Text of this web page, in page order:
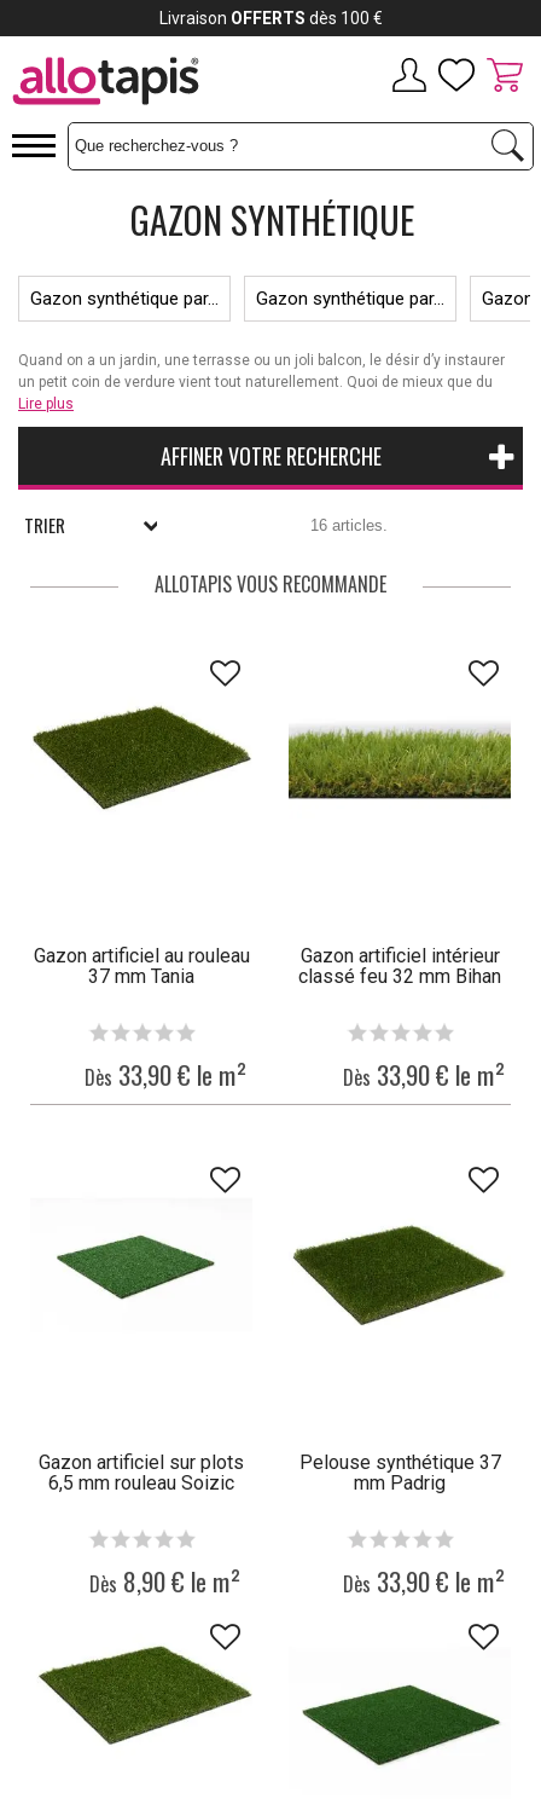
GAZON SYNTHÉTIQUE
Gazon synthétique par... Gazon synthétique par... Gazon
Quand on a un jardin, une terrasse ou un joli balcon, le désir d’y instaurer
un petit coin de verdure vient tout naturellement. Quoi de mieux que du
gazon artificiel pour donner vie à cette idée, de façon la plus simple. La
pelouse synthétique est un revêtement qui a rapidement trouvé sa place
auprès des utilisateurs. De nombreux avantages lui sont reconnus, autant
sur le plan esthétique qu'économique. Finis les jardins boueux en été et
tristes en hiver, à vous maintenant la décoration d'extérieur et d'intérieur
Lire plus
AFFINER VOTRE RECHERCHE
TRIER 16 articles.
ALLOTAPIS VOUS RECOMMANDE
Gazon artificiel au rouleau
37 mm Tania
Dès 33,90 € le m²
Gazon artificiel intérieur
classé feu 32 mm Bihan
Dès 33,90 € le m²
Gazon artificiel sur plots
6,5 mm rouleau Soizic
Dès 8,90 € le m²
Pelouse synthétique 37
mm Padrig
Dès 33,90 € le m²
Livraison OFFERTS dès 100 €